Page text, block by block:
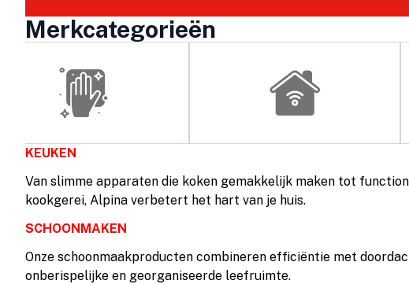
Merkcategorieën
KEUKEN
Van slimme apparaten die koken gemakkelijk maken tot
kookgerei, Alpina verbetert het hart van je huis.
SCHOONMAKEN
Onze schoonmaakproducten combineren efficiëntie met
onberispelijke en georganiseerde leefruimte.